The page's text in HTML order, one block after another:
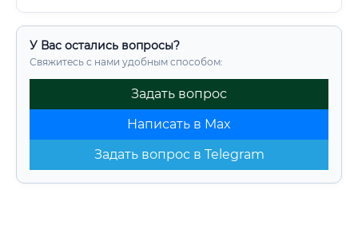
У Вас остались вопросы?
Свяжитесь с нами удобным способом:
Задать вопрос
Написать в Max
Задать вопрос в Telegram